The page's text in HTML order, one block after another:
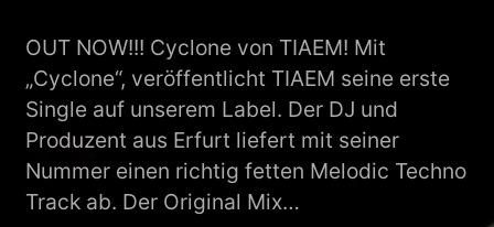
OUT NOW!!! Cyclone von TIAEM! Mit
„Cyclone“, veröffentlicht TIAEM seine erste
Single auf unserem Label. Der DJ und
Produzent aus Erfurt liefert mit seiner
Nummer einen richtig fetten Melodic Techno
Track ab. Der Original Mix…